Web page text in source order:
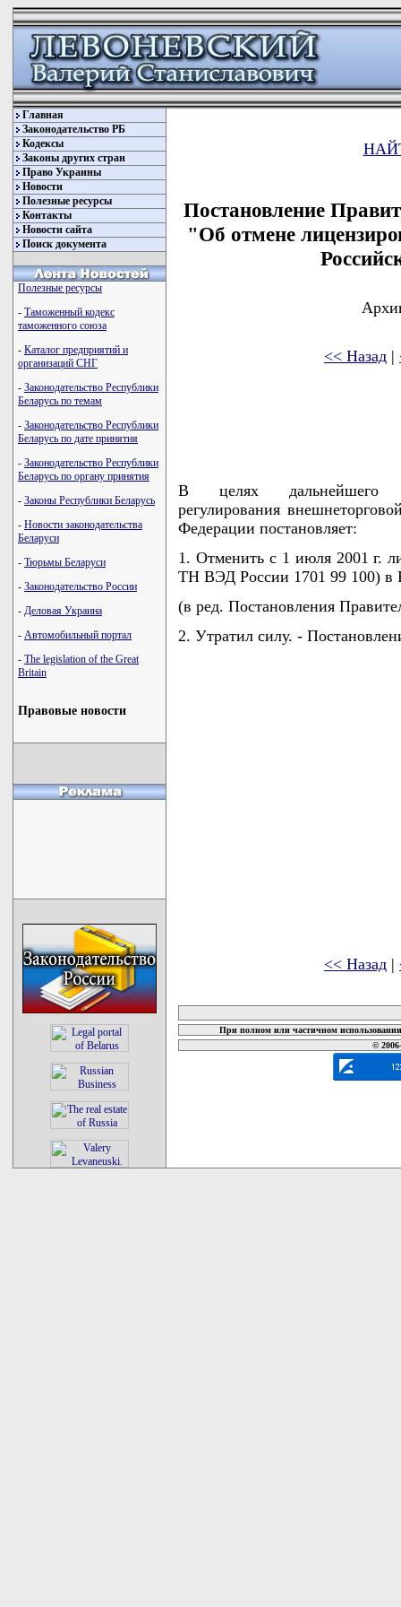
Главная
Законодательство РБ
Кодексы
Законы других стран
Право Украины
Новости
Полезные ресурсы
Контакты
Новости сайта
Поиск документа
Полезные ресурсы
- Таможенный кодекс
таможенного союза
- Каталог предприятий и
организаций СНГ
- Законодательство Республики
Беларусь по темам
- Законодательство Республики
Беларусь по дате принятия
- Законодательство Республики
Беларусь по органу принятия
- Законы Республики Беларусь
- Новости законодательства
Беларуси
- Тюрьмы Беларуси
- Законодательство России
- Деловая Украина
- Автомобильный портал
- The legislation of the Great
Britain
Правовые новости
Постановление
"Об отмене
<< Назад |
В целях дальнейшего
регулирования
Федерации постановляет:
1. Отменить с 1 июля 2001 г.
ТН ВЭД России 1701 99 100) в
(в ред. Постановления
2. Утратил силу. -
<< Назад |
При полном или частичном
©